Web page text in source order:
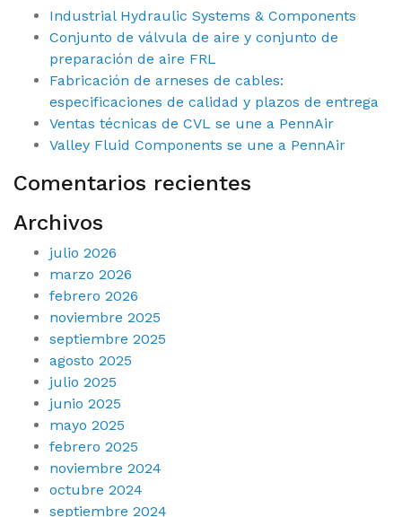
Industrial Hydraulic Systems & Components
Conjunto de válvula de aire y conjunto de
preparación de aire FRL
Fabricación de arneses de cables:
especificaciones de calidad y plazos de entrega
Ventas técnicas de CVL se une a PennAir
Valley Fluid Components se une a PennAir
Comentarios recientes
Archivos
julio 2026
marzo 2026
febrero 2026
noviembre 2025
septiembre 2025
agosto 2025
julio 2025
junio 2025
mayo 2025
febrero 2025
noviembre 2024
octubre 2024
septiembre 2024